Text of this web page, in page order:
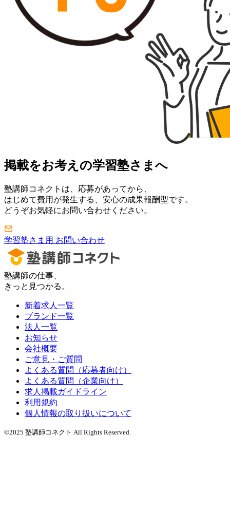
掲載をお考えの学習塾さまへ
塾講師コネクトは、応募があってから、
はじめて費用が発生する、安心の成果報酬型です。
どうぞお気軽にお問い合わせください。
学習塾さま用 お問い合わせ
塾講師の仕事、
きっと見つかる。
新着求人一覧
ブランド一覧
法人一覧
お知らせ
会社概要
ご意見・ご質問
よくある質問（応募者向け）
よくある質問（企業向け）
求人掲載ガイドライン
利用規約
個人情報の取り扱いについて
©2025 塾講師コネクト All Rights Reserved.